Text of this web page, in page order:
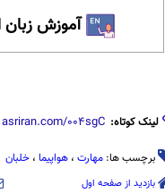
آموزش زبان
لینک کوتاه:
برچسب ها: مهارت ، هواپیما ، خلبان
بازدید از صفحه اول